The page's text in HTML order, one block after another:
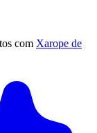
com Xarope de